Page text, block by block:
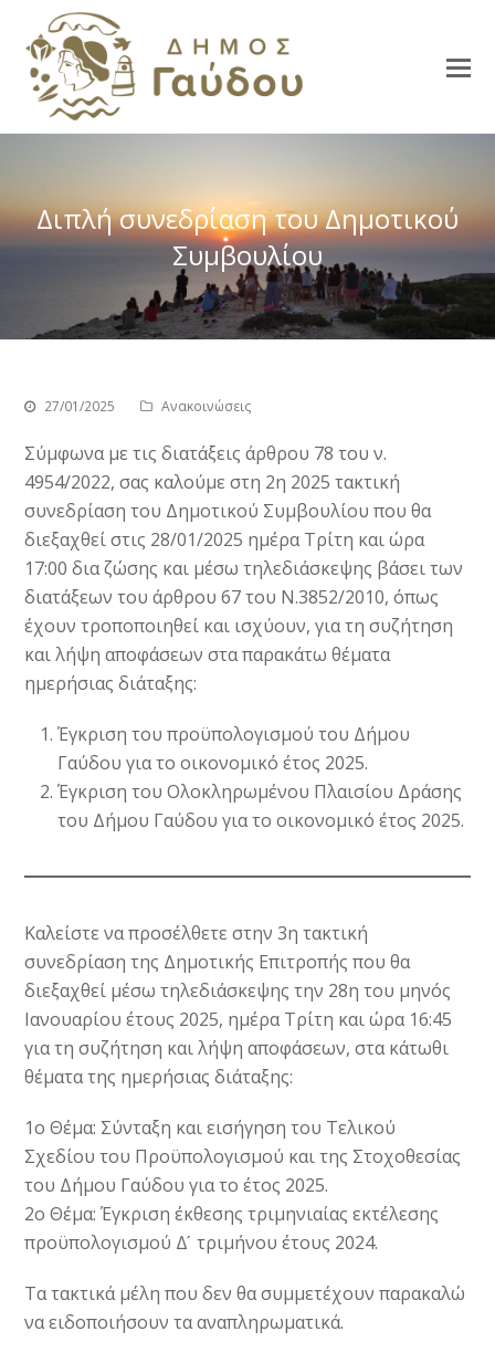
Διπλή συνεδρίαση του Δημοτικού
Συμβουλίου
27/01/2025 Ανακοινώσεις
Σύμφωνα με τις διατάξεις άρθρου 78 του ν.
4954/2022, σας καλούμε στη 2η 2025 τακτική
συνεδρίαση του Δημοτικού Συμβουλίου που θα
διεξαχθεί στις 28/01/2025 ημέρα Τρίτη και ώρα
17:00 δια ζώσης και μέσω τηλεδιάσκεψης βάσει των
διατάξεων του άρθρου 67 του Ν.3852/2010, όπως
έχουν τροποποιηθεί και ισχύουν, για τη συζήτηση
και λήψη αποφάσεων στα παρακάτω θέματα
ημερήσιας διάταξης:
Έγκριση του προϋπολογισμού του Δήμου
Γαύδου για το οικονομικό έτος 2025.
Έγκριση του Ολοκληρωμένου Πλαισίου Δράσης
του Δήμου Γαύδου για το οικονομικό έτος 2025.
Καλείστε να προσέλθετε στην 3η τακτική
συνεδρίαση της Δημοτικής Επιτροπής που θα
διεξαχθεί μέσω τηλεδιάσκεψης την 28η του μηνός
Ιανουαρίου έτους 2025, ημέρα Τρίτη και ώρα 16:45
για τη συζήτηση και λήψη αποφάσεων, στα κάτωθι
θέματα της ημερήσιας διάταξης:
1ο Θέμα: Σύνταξη και εισήγηση του Τελικού
Σχεδίου του Προϋπολογισμού και της Στοχοθεσίας
του Δήμου Γαύδου για το έτος 2025.
2ο Θέμα: Έγκριση έκθεσης τριμηνιαίας εκτέλεσης
προϋπολογισμού Δ ́ τριμήνου έτους 2024.
Τα τακτικά μέλη που δεν θα συμμετέχουν παρακαλώ
να ειδοποιήσουν τα αναπληρωματικά.